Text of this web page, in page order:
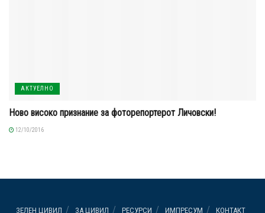
АКТУЕЛНО
Ново високо признание за фоторепортерот Личовски!
12/10/2016
ЗЕЛЕН ЦИВИЛ ЗА ЦИВИЛ РЕСУРСИ ИМПРЕСУМ КОНТАКТ